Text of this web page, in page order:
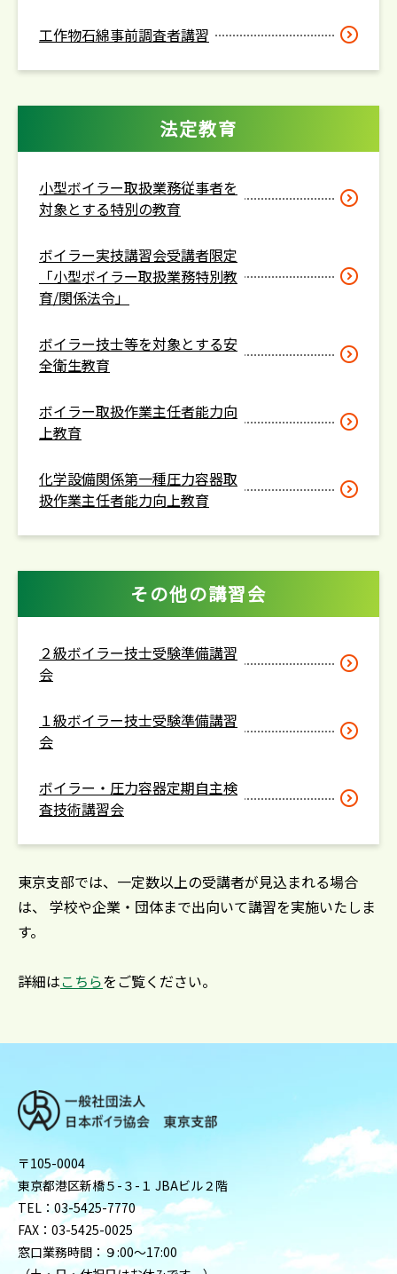
工作物石綿事前調査者講習
法定教育
小型ボイラー取扱業務従事者を
対象とする特別の教育
ボイラー実技講習会受講者限定
「小型ボイラー取扱業務特別教
育/関係法令」
ボイラー技士等を対象とする安
全衛生教育
ボイラー取扱作業主任者能力向
上教育
化学設備関係第一種圧力容器取
扱作業主任者能力向上教育
その他の講習会
２級ボイラー技士受験準備講習
会
１級ボイラー技士受験準備講習
会
ボイラー・圧力容器定期自主検
査技術講習会
東京支部では、一定数以上の受講者が見込まれる場合
は、 学校や企業・団体まで出向いて講習を実施いたしま
す。
詳細はこちらをご覧ください。
〒105-0004
東京都港区新橋５-３-１ JBAビル２階
TEL：03-5425-7770
FAX：03-5425-0025
窓口業務時間：９:00〜17:00